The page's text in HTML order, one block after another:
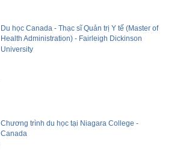
Du học Canada - Thạc sĩ Quản trị Y tế (Master of
Health Administration) - Fairleigh Dickinson
University
Chương trình du học tại Niagara College -
Canada